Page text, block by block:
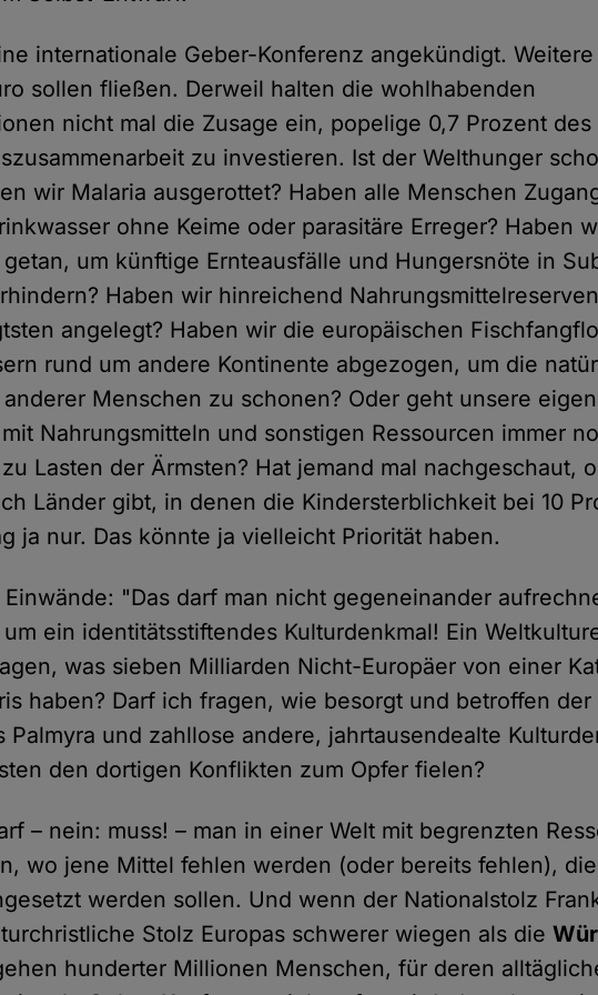
internationale Geber-Konferenz angekündigt.
sollen fließen. Derweil halten die wohlhabenden
nicht mal die Zusage ein, popelige 0,7 Prozent des
zu investieren. Ist der Welthunger
wir Malaria ausgerottet? Haben alle Menschen
ohne Keime oder parasitäre Erreger? Haben
um künftige Ernteausfälle und Hungersnöte in
Haben wir hinreichend
angelegt? Haben wir die europäischen
rund um andere Kontinente abgezogen, um die
anderer Menschen zu schonen? Oder geht unsere
Nahrungsmitteln und sonstigen Ressourcen immer
Lasten der Ärmsten? Hat jemand mal nachgeschaut,
Länder gibt, in denen die Kindersterblichkeit bei 10
ja nur. Das könnte ja vielleicht Priorität haben.
"Das darf man nicht gegeneinander
ein identitätsstiftendes Kulturdenkmal! Ein
was sieben Milliarden Nicht-Europäer von einer
haben? Darf ich fragen, wie besorgt und betroffen der
Palmyra und zahllose andere, jahrtausendealte
den dortigen Konflikten zum Opfer fielen?
– nein: muss! – man in einer Welt mit begrenzten
wo jene Mittel fehlen werden (oder bereits fehlen),
werden sollen. Und wenn der Nationalstolz
Stolz Europas schwerer wiegen als die
hunderter Millionen Menschen, für deren